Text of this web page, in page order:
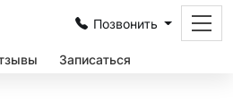
Позвонить
Записаться